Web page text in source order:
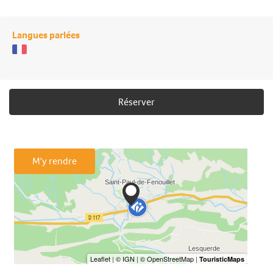
Langues parlées
Réserver
M'y rendre